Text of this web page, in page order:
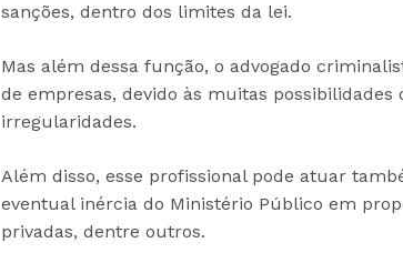
sanções, dentro dos limites da lei.
Mas além dessa função, o advogado
de empresas, devido às muitas
irregularidades.
Além disso, esse profissional pode atuar
eventual inércia do Ministério Público em
privadas, dentre outros.